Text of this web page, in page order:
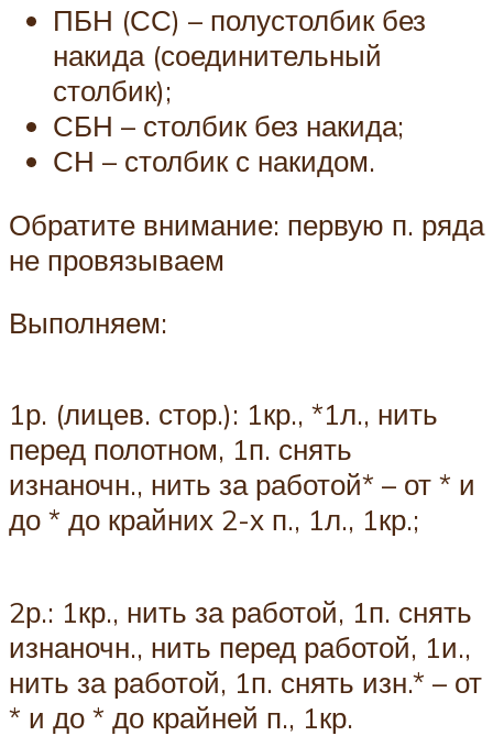
ПБН (СС) – полустолбик без
накида (соединительный
столбик);
СБН – столбик без накида;
СН – столбик с накидом.
Обратите внимание: первую п. ряда
не провязываем
Выполняем:
1р. (лицев. стор.): 1кр., *1л., нить
перед полотном, 1п. снять
изнаночн., нить за работой* – от * и
до * до крайних 2-х п., 1л., 1кр.;
2р.: 1кр., нить за работой, 1п. снять
изнаночн., нить перед работой, 1и.,
нить за работой, 1п. снять изн.* – от
* и до * до крайней п., 1кр.